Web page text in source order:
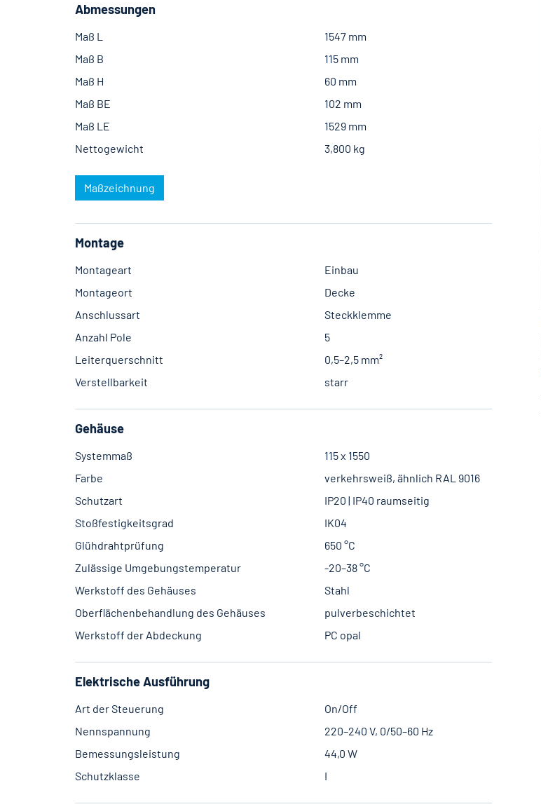
Abmessungen
Maß L
1547 mm
Maß B
115 mm
Maß H
60 mm
Maß BE
102 mm
Maß LE
1529 mm
Nettogewicht
3,800 kg
Maßzeichnung
Montage
Montageart
Einbau
Montageort
Decke
Anschlussart
Steckklemme
Anzahl Pole
5
Leiterquerschnitt
0,5–2,5 mm²
Verstellbarkeit
starr
Gehäuse
Systemmaß
115 x 1550
Farbe
verkehrsweiß, ähnlich RAL 9016
Schutzart
IP20 | IP40 raumseitig
Stoßfestigkeitsgrad
IK04
Glühdrahtprüfung
650 °C
Zulässige Umgebungstemperatur
-20–38 °C
Werkstoff des Gehäuses
Stahl
Oberflächenbehandlung des Gehäuses
pulverbeschichtet
Werkstoff der Abdeckung
PC opal
Elektrische Ausführung
Art der Steuerung
On/Off
Nennspannung
220–240 V, 0/50–60 Hz
Bemessungsleistung
44,0 W
Schutzklasse
I